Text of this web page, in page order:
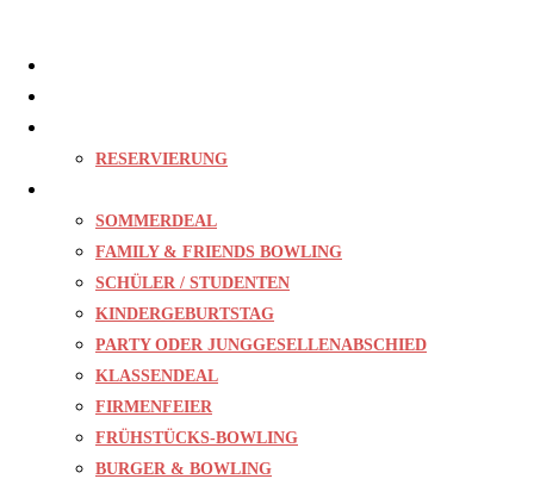
RESERVIERUNG
SOMMERDEAL
FAMILY & FRIENDS BOWLING
SCHÜLER / STUDENTEN
KINDERGEBURTSTAG
PARTY ODER JUNGGESELLENABSCHIED
KLASSENDEAL
FIRMENFEIER
FRÜHSTÜCKS-BOWLING
BURGER & BOWLING